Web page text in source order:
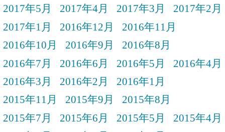
2017年5月
2017年4月 2017年3月
2017年2月
2017年1月
2016年12月
2016年11月
2016年10月
2016年9月
2016年8月
2016年7月
2016年6月 2016年5月
2016年4月
2016年3月
2016年2月
2016年1月
2015年11月
2015年9月
2015年8月
2015年7月
2015年6月 2015年5月
2015年4月